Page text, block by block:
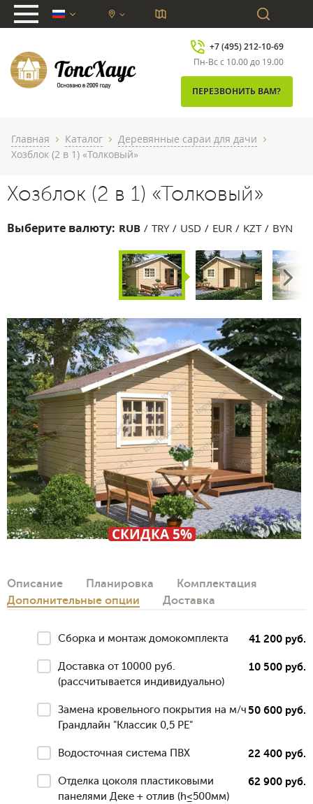
chevron_down
+7 (495) 212-10-69
Пн-Вс с 10.00 до 19.00
ПЕРЕЗВОНИТЬ ВАМ?
Главная chevron_right Каталог chevron_right Деревянные сараи для дачи chevron_right
Хозблок (2 в 1) «Толковый»
Хозблок (2 в 1) «Толковый»
Выберите валюту: RUB TRY USD EUR KZT BYN
Next
СКИДКА 5%
Описание Планировка
Комплектация
Дополнительные опции
Доставка
Сборка и монтаж домокомплекта 41 200 руб.
Доставка от 10000 руб.
(рассчитывается индивидуально)
10 500 руб.
Замена кровельного покрытия на м/ч
Грандлайн "Классик 0,5 РЕ"
50 600 руб.
Водосточная система ПВХ 22 400 руб.
Отделка цоколя пластиковыми
панелями Деке + отлив (h≤500мм)
62 900 руб.